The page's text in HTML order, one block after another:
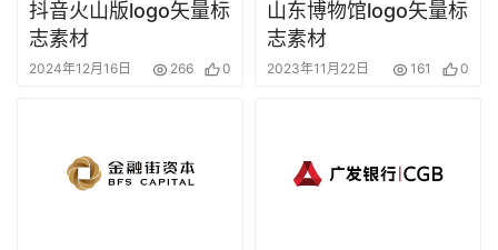
抖音火山版logo矢量标
志素材
2024年12月16日 266 0
山东博物馆logo矢量标
志素材
2023年11月22日 161 0